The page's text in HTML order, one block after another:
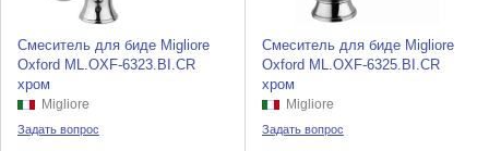
Смеситель для биде Migliore
Oxford ML.OXF-6323.BI.CR
хром
Migliore
Задать вопрос
Смеситель для биде Migliore
Oxford ML.OXF-6325.BI.CR
хром
Migliore
Задать вопрос